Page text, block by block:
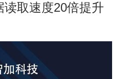
读取速度20倍提升